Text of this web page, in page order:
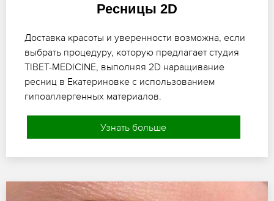
Ресницы 2D
Доставка красоты и уверенности возможна, если
выбрать процедуру, которую предлагает студия
TIBET-MEDICINE, выполняя 2D наращивание
ресниц в Екатериновке с использованием
гипоаллергенных материалов.
Узнать больше